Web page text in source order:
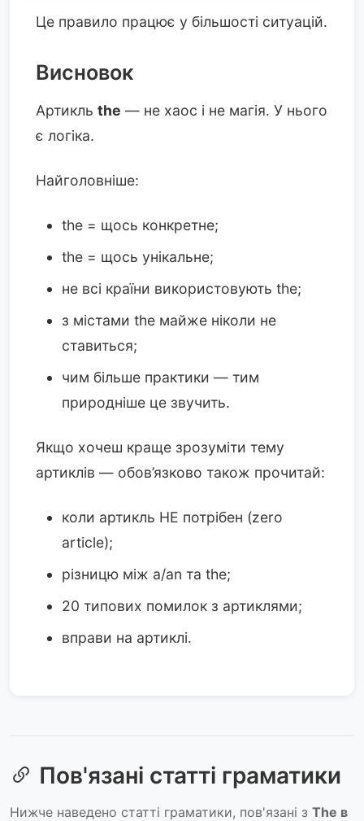
Це правило працює у більшості ситуацій.
Висновок
Артикль the — не хаос і не магія. У нього
є логіка.
Найголовніше:
the = щось конкретне;
the = щось унікальне;
не всі країни використовують the;
з містами the майже ніколи не
ставиться;
чим більше практики — тим
природніше це звучить.
Якщо хочеш краще зрозуміти тему
артиклів — обов’язково також прочитай:
коли артикль НЕ потрібен (zero
article);
різницю між a/an та the;
20 типових помилок з артиклями;
вправи на артиклі.
Пов'язані статті граматики
Нижче наведено статті граматики, пов'язані з The в